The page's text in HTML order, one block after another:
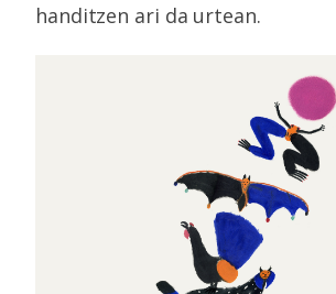
handitzen ari da urtean.